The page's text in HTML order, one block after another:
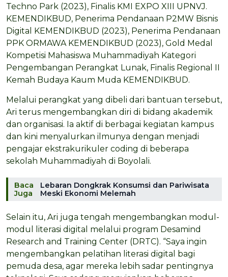
Techno Park (2023), Finalis KMI EXPO XIII UPNVJ.
KEMENDIKBUD, Penerima Pendanaan P2MW Bisnis
Digital KEMENDIKBUD (2023), Penerima Pendanaan
PPK ORMAWA KEMENDIKBUD (2023), Gold Medal
Kompetisi Mahasiswa Muhammadiyah Kategori
Pengembangan Perangkat Lunak, Finalis Regional II
Kemah Budaya Kaum Muda KEMENDIKBUD.
Melalui perangkat yang dibeli dari bantuan tersebut,
Ari terus mengembangkan diri di bidang akademik
dan organisasi. Ia aktif di berbagai kegiatan kampus
dan kini menyalurkan ilmunya dengan menjadi
pengajar ekstrakurikuler coding di beberapa
sekolah Muhammadiyah di Boyolali.
Baca
Juga
Lebaran Dongkrak Konsumsi dan Pariwisata
Meski Ekonomi Melemah
Selain itu, Ari juga tengah mengembangkan modul-
modul literasi digital melalui program Desamind
Research and Training Center (DRTC). “Saya ingin
mengembangkan pelatihan literasi digital bagi
pemuda desa, agar mereka lebih sadar pentingnya